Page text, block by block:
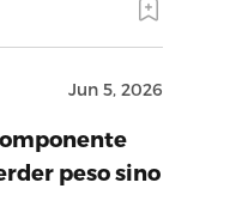
Jun 5, 2026
peso sino